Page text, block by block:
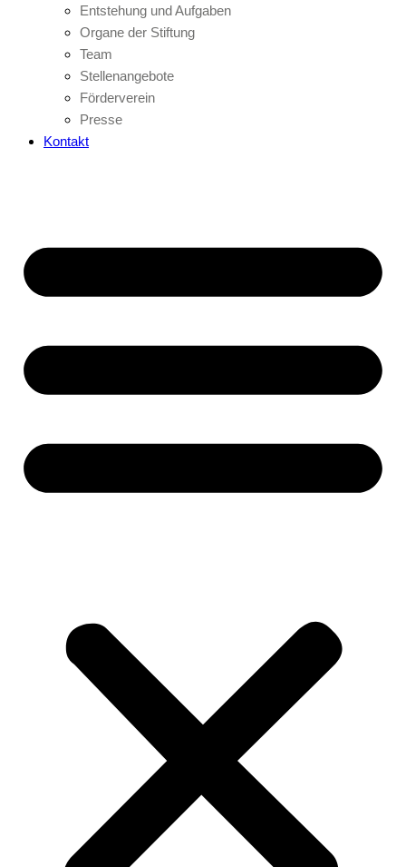
Entstehung und Aufgaben
Organe der Stiftung
Team
Stellenangebote
Förderverein
Presse
Kontakt